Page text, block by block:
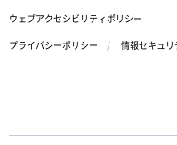
ウェブアクセシビリティポリシー
プライバシーポリシー
情報セキュリ